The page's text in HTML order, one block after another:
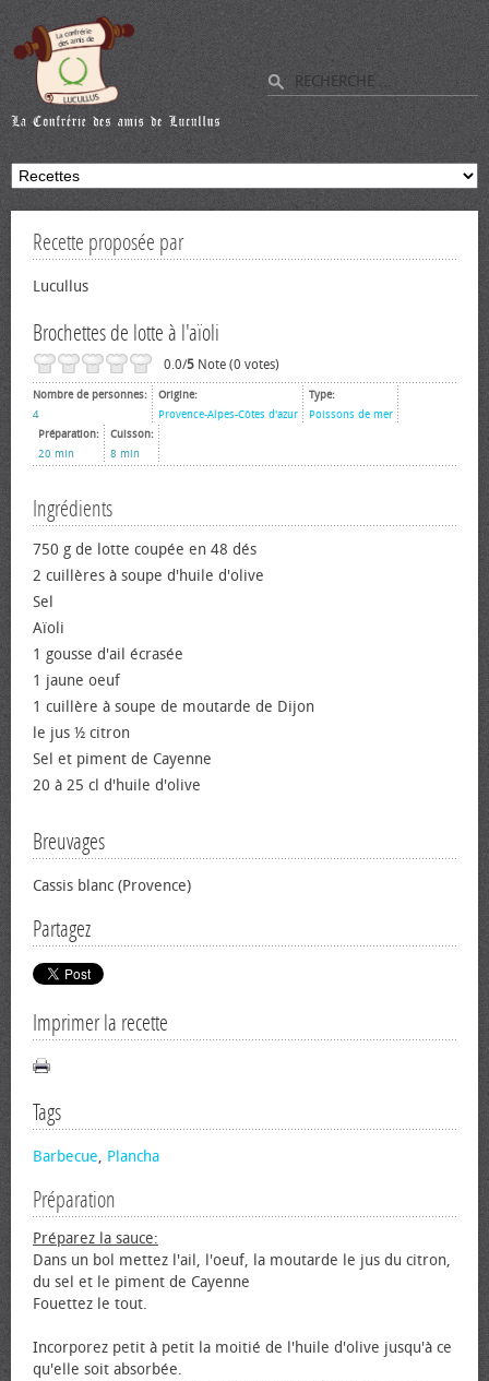
Recette proposée par
Lucullus
Brochettes de lotte à l'aïoli
0.0/5 Note (0 votes)
Nombre de personnes:
4
Origine:
Provence-Alpes-Côtes d'azur
Type:
Poissons de mer
Préparation:
20 min
Cuisson:
8 min
Ingrédients
750 g de lotte coupée en 48 dés
2 cuillères à soupe d'huile d'olive
Sel
Aïoli
1 gousse d'ail écrasée
1 jaune œuf
1 cuillère à soupe de moutarde de Dijon
le jus ½ citron
Sel et piment de Cayenne
20 à 25 cl d'huile d'olive
Breuvages
Cassis blanc (Provence)
Partagez
Imprimer la recette
Tags
Barbecue, Plancha
Préparation
Préparez la sauce:
Dans un bol mettez l'ail, l'œuf, la moutarde le jus du citron,
du sel et le piment de Cayenne
Fouettez le tout.
Incorporez petit à petit la moitié de l'huile d'olive jusqu'à ce
qu'elle soit absorbée.